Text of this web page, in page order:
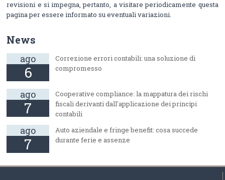
revisioni e si impegna, pertanto, a visitare periodicamente questa
pagina per essere informato su eventuali variazioni.
News
ago
6
Correzione errori contabili: una soluzione di
compromesso
ago
7
Cooperative compliance: la mappatura dei rischi
fiscali derivanti dall'applicazione dei principi
contabili
ago
7
Auto aziendale e fringe benefit: cosa succede
durante ferie e assenze